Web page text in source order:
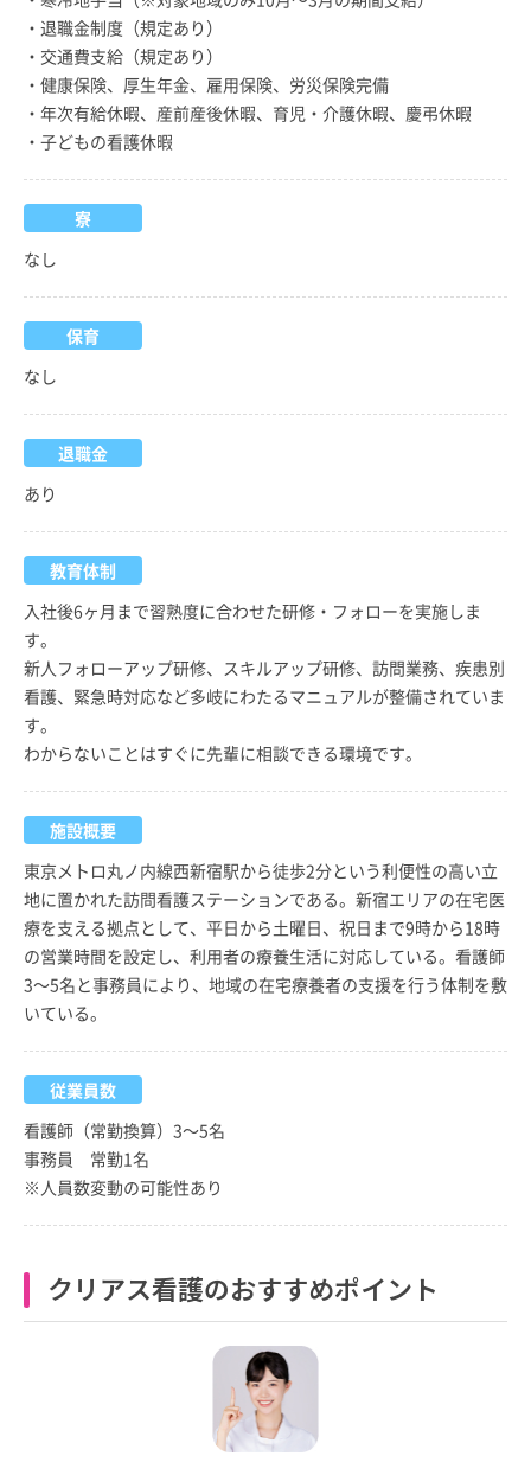
・退職金制度（規定あり）
・交通費支給（規定あり）
・健康保険、厚生年金、雇用保険、労災保険完備
・年次有給休暇、産前産後休暇、育児・介護休暇、慶弔休暇
・子どもの看護休暇
寮
なし
保育
なし
退職金
あり
教育体制
入社後6ヶ月まで習熟度に合わせた研修・フォローを実施しま
す。
新人フォローアップ研修、スキルアップ研修、訪問業務、疾患別
看護、緊急時対応など多岐にわたるマニュアルが整備されていま
す。
わからないことはすぐに先輩に相談できる環境です。
施設概要
東京メトロ丸ノ内線西新宿駅から徒歩2分という利便性の高い立
地に置かれた訪問看護ステーションである。新宿エリアの在宅医
療を支える拠点として、平日から土曜日、祝日まで9時から18時
の営業時間を設定し、利用者の療養生活に対応している。看護師
3～5名と事務員により、地域の在宅療養者の支援を行う体制を敷
いている。
従業員数
看護師（常勤換算）3～5名
事務員 常勤1名
※人員数変動の可能性あり
クリアス看護のおすすめポイント